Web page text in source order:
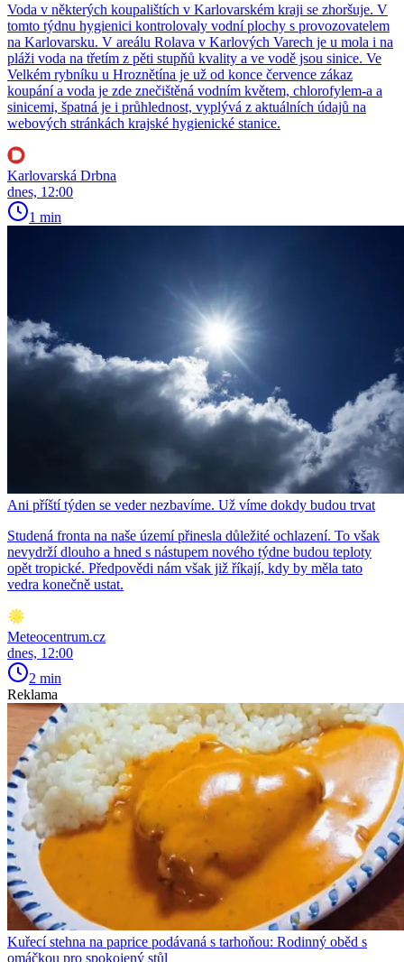
Voda v některých koupalištích v Karlovarském kraji se zhoršuje. V
tomto týdnu hygienici kontrolovaly vodní plochy s provozovatelem
na Karlovarsku. V areálu Rolava v Karlových Varech je u mola i na
pláži voda na třetím z pěti stupňů kvality a ve vodě jsou sinice. Ve
Velkém rybníku u Hroznětína je už od konce července zákaz
koupání a voda je zde znečištěná vodním květem, chlorofylem-a a
sinicemi, špatná je i průhlednost, vyplývá z aktuálních údajů na
webových stránkách krajské hygienické stanice.
Karlovarská Drbna
dnes, 12:00
1 min
Ani příští týden se veder nezbavíme. Už víme dokdy budou trvat
Studená fronta na naše území přinesla důležité ochlazení. To však
nevydrží dlouho a hned s nástupem nového týdne budou teploty
opět tropické. Předpovědi nám však již říkají, kdy by měla tato
vedra konečně ustat.
Meteocentrum.cz
dnes, 12:00
2 min
Reklama
Kuřecí stehna na paprice podávaná s tarhoňou: Rodinný oběd s
omáčkou pro spokojený stůl